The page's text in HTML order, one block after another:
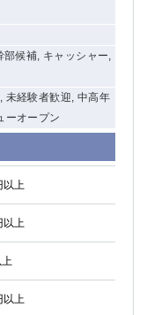
候補, キャッシャー,
未経験者歓迎, 中高年
ーオープン
以上
以上
以上
容で設定